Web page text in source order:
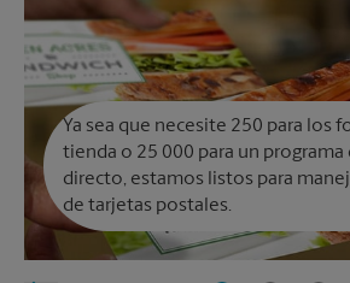
Ya sea que necesite 250 para los
tienda o 25 000 para un programa
directo, estamos listos para
de tarjetas postales.